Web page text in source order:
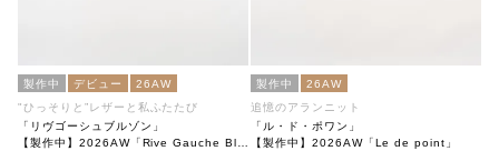
製作中 デビュー
26AW
"ひっそりと”レザーと私ふたたび
「リヴゴーシュブルゾン」
【製作中】2026AW「Rive Gauche Blouson」
製作中
26AW
追憶のアランニット
「ル・ド・ポワン」
【製作中】2026AW「Le de point」